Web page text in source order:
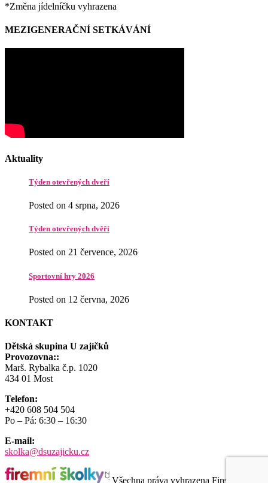
*Změna jídelníčku vyhrazena
MEZIGENERAČNÍ SETKÁVÁNÍ
Aktuality
Týden otevřených dveří
Posted on 4 srpna, 2026
Týden otevřených dvěří
Posted on 21 července, 2026
Sportovní hry 2026
Posted on 12 června, 2026
KONTAKT
Dětská skupina U zajíčků
Provozovna::
Marš. Rybalka č.p. 1020
434 01 Most
Telefon:
+420 608 504 504
Po – Pá: 6:30 – 16:30
E-mail:
skolka@dsuzajicku.cz
Všechna práva vyhrazena Firemní